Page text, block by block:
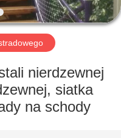
nierdzewnej
siatka
na schody